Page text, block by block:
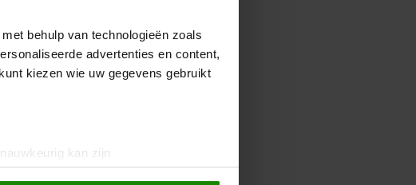
behulp van technologieën zoals
advertenties en content,
kiezen wie uw gegevens gebruikt
kan zijn
(fingerprinting)